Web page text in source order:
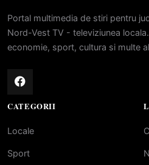
Portal multimedia de stiri pentru
Nord-Vest TV - televiziunea
economie, sport, cultura si multe
CATEGORII
Locale
Sport